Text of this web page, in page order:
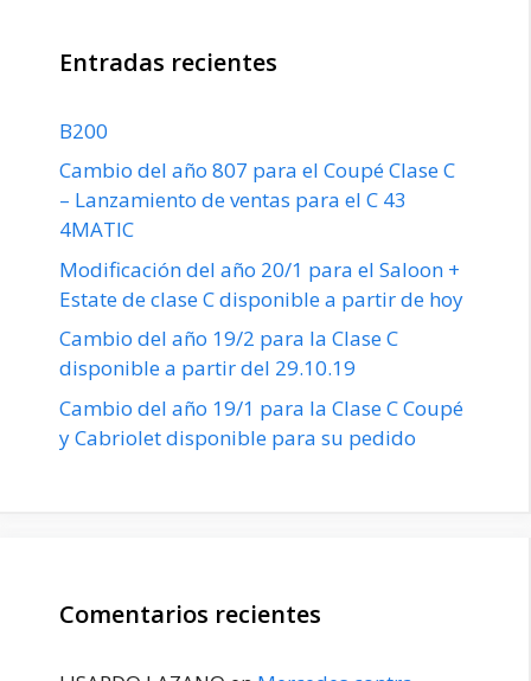
Entradas recientes
B200
Cambio del año 807 para el Coupé Clase C
– Lanzamiento de ventas para el C 43
4MATIC
Modificación del año 20/1 para el Saloon +
Estate de clase C disponible a partir de hoy
Cambio del año 19/2 para la Clase C
disponible a partir del 29.10.19
Cambio del año 19/1 para la Clase C Coupé
y Cabriolet disponible para su pedido
Comentarios recientes